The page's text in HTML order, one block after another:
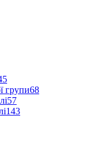
групи68
57
143